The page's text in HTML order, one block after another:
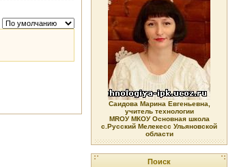
Саидова Марина Евгеньевна,
учитель технологии
МRОУ МКОУ Основная школа
с.Русский Мелекесс Ульяновской
области
Поиск